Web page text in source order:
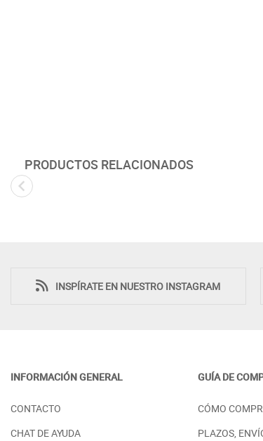
PRODUCTOS RELACIONADOS
MODERNO CABECERO CORRIDO Y
INSPÍRATE EN NUESTRO INSTAGRAM
INFORMACIÓN GENERAL
CONTACTO
CHAT DE AYUDA
GUÍA DE
CÓMO
PLAZOS,